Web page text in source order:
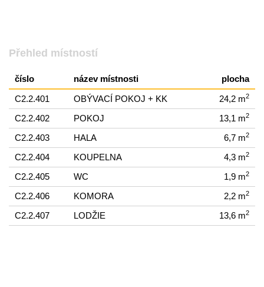
Přehled místností
číslo název místnosti plocha
C2.2.401 OBÝVACÍ POKOJ + KK 24,2 m2
C2.2.402 POKOJ 13,1 m2
C2.2.403 HALA 6,7 m2
C2.2.404 KOUPELNA 4,3 m2
C2.2.405 WC 1,9 m2
C2.2.406 KOMORA 2,2 m2
C2.2.407 LODŽIE 13,6 m2